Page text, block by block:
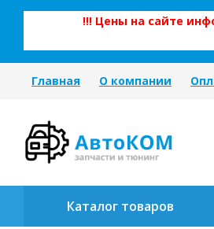
!!! Цены на сайте
Главная О компании
Каталог товаров